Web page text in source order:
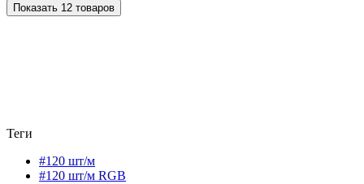
Показать 12 товаров
Теги
#120 шт/м
#120 шт/м RGB